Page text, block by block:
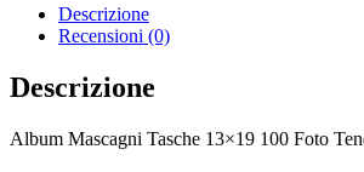
13x19
Teneri
e
quantità
Descrizione
Recensioni (0)
Descrizione
Album Mascagni Tasche 13×19 100 Foto